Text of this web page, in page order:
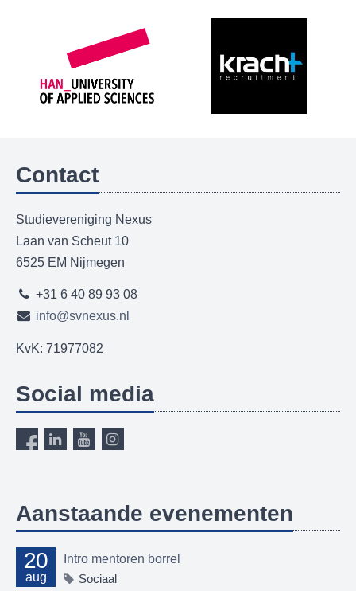
Contact
Studievereniging Nexus
Laan van Scheut 10
6525 EM Nijmegen
+31 6 40 89 93 08
info@svnexus.nl
KvK: 71977082
Social media
Aanstaande evenementen
20
aug
Intro mentoren borrel
Sociaal